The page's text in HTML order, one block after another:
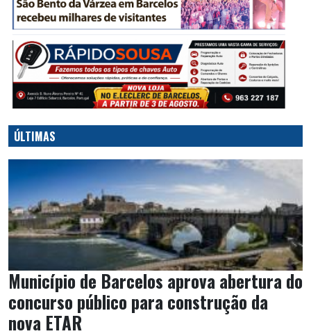
ÚLTIMAS
Município de Barcelos aprova abertura do
concurso público para construção da
nova ETAR